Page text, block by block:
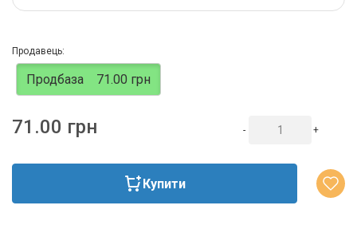
Продавець:
Продбаза 71.00 грн
71.00 грн - +
Купити